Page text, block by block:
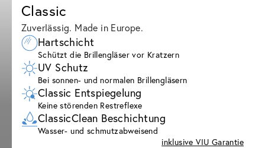
Classic
Zuverlässig. Made in Europe.
Hartschicht
Schützt die Brillengläser vor Kratzern
UV Schutz
Bei sonnen- und normalen Brillengläsern
Classic Entspiegelung
Keine störenden Restreflexe
ClassicClean Beschichtung
Wasser- und schmutzabweisend
inklusive VIU Garantie